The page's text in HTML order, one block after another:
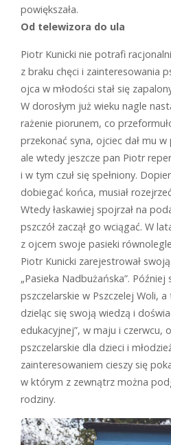
powiększała.
Od telewizora do ula
Piotr Kunicki nie potrafi
z braku chęci i zainteresowania
ojca w młodości stał się
W dorosłym już wieku nagle
rażenie piorunem, co
przekonać syna, ojciec dał mu
ale wtedy jeszcze pan Piotr
i w tym czuł się spełniony.
dobiegać końca, musiał
Wtedy łaskawiej spojrzał na
pszczół zaczął go wciągać. W
z ojcem swoje pasieki
Piotr Kunicki zarejestrował
„Pasieka Nadbużańska”. Później
pszczelarskie w Pszczelej Woli,
dzieląc się swoją wiedzą i
edukacyjnej”, w maju i czerwcu,
pszczelarskie dla dzieci i
zainteresowaniem cieszy się
w którym z zewnątrz można
rodziny.